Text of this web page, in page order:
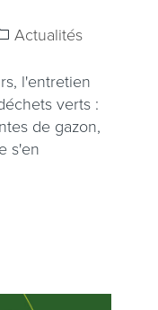
Actualités
l'entretien
verts :
de gazon,
s'en